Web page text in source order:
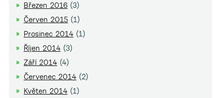
Březen 2016(3)
Červen 2015(1)
Prosinec 2014(1)
Říjen 2014(3)
Září 2014(4)
Červenec 2014(2)
Květen 2014(1)